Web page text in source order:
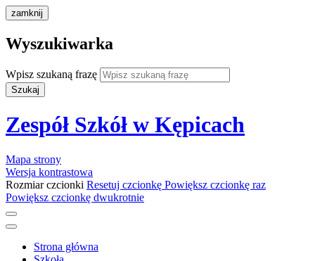
zamknij
Wyszukiwarka
Wpisz szukaną frazę
Szukaj
Zespół Szkół w Kępicach
Mapa strony
Wersja kontrastowa
Rozmiar czcionki Resetuj czcionkę Powiększ czcionkę raz
Powiększ czcionkę dwukrotnie
Strona główna